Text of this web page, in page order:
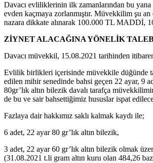
Davacı evliliklerinin ilk zamanlarından bu
evden kaçmaya zorlanmıştır. Müvekkilim şu
nazara dikkate alınarak 100.000 TL
ZİYNET ALACAĞINA YÖNELİK
Davacı müvekkil, 15.08.2021 tarihinden
Evlilik birlikleri içerisinde müvekkile düğünde
edilen mihir senedinde bahsi geçen 22 ayar, 9
80gr’lık altın bilezik davalı tarafça
de bu ve sair bahsettiğimiz hususlar ispat
Fazlaya dair hakkımız saklı kalmak kaydı ile;
6 adet, 22 ayar 80 gr’lık altın bilezik,
3 adet, 22 ayar 60 gr’lık altın bilezik olmak
(31.08.2021 t.li gram altın kuru olan 484,26 baz